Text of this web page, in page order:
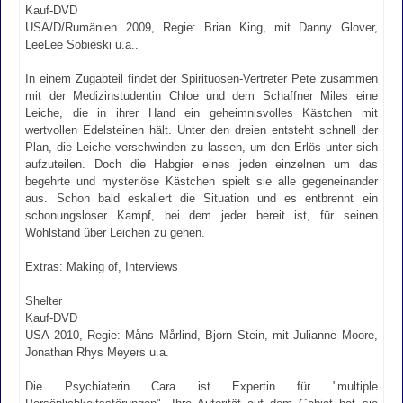
Kauf-DVD
USA/D/Rumänien 2009, Regie: Brian King, mit Danny Glover,
LeeLee Sobieski u.a..
In einem Zugabteil findet der Spirituosen-Vertreter Pete zusammen
mit der Medizinstudentin Chloe und dem Schaffner Miles eine
Leiche, die in ihrer Hand ein geheimnisvolles Kästchen mit
wertvollen Edelsteinen hält. Unter den dreien entsteht schnell der
Plan, die Leiche verschwinden zu lassen, um den Erlös unter sich
aufzuteilen. Doch die Habgier eines jeden einzelnen um das
begehrte und mysteriöse Kästchen spielt sie alle gegeneinander
aus. Schon bald eskaliert die Situation und es entbrennt ein
schonungsloser Kampf, bei dem jeder bereit ist, für seinen
Wohlstand über Leichen zu gehen.
Extras: Making of, Interviews
Shelter
Kauf-DVD
USA 2010, Regie: Måns Mårlind, Bjorn Stein, mit Julianne Moore,
Jonathan Rhys Meyers u.a.
Die Psychiaterin Cara ist Expertin für "multiple